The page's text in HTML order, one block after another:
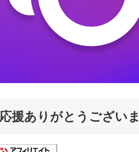
応援ありがとうござい